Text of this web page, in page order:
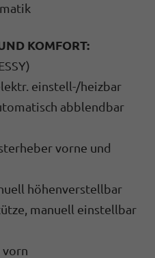
KOMFORT:
einstell-/heizbar
abblendbar
vorne und
höhenverstellbar
manuell einstellbar
vorn